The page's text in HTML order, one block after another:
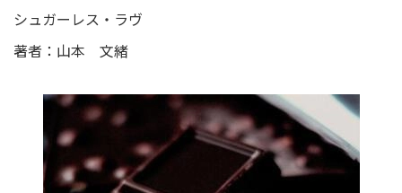
シュガーレス・ラヴ
著者：山本 文緒